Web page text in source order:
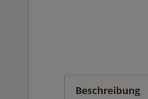
Beschreibung